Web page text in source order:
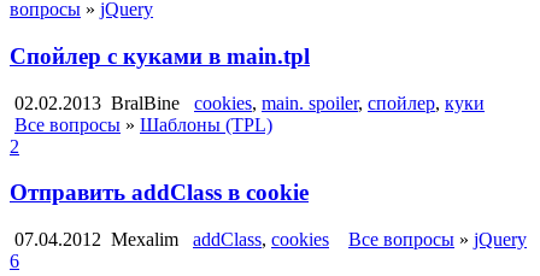
вопросы » jQuery
Спойлер с куками в main.tpl
02.02.2013 BralBine cookies, main. spoiler, спойлер, куки
Все вопросы » Шаблоны (TPL)
2
Отправить addClass в cookie
07.04.2012 Mexalim addClass, cookies Все вопросы » jQuery
6